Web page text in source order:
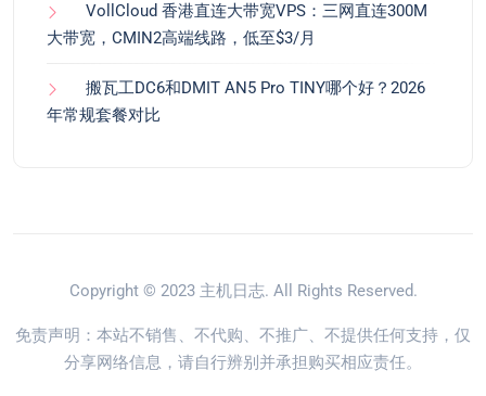
VollCloud 香港直连大带宽VPS：三网直连300M
大带宽，CMIN2高端线路，低至$3/月
搬瓦工DC6和DMIT AN5 Pro TINY哪个好？2026
年常规套餐对比
Copyright © 2023 主机日志. All Rights Reserved.
免责声明：本站不销售、不代购、不推广、不提供任何支持，仅
分享网络信息，请自行辨别并承担购买相应责任。